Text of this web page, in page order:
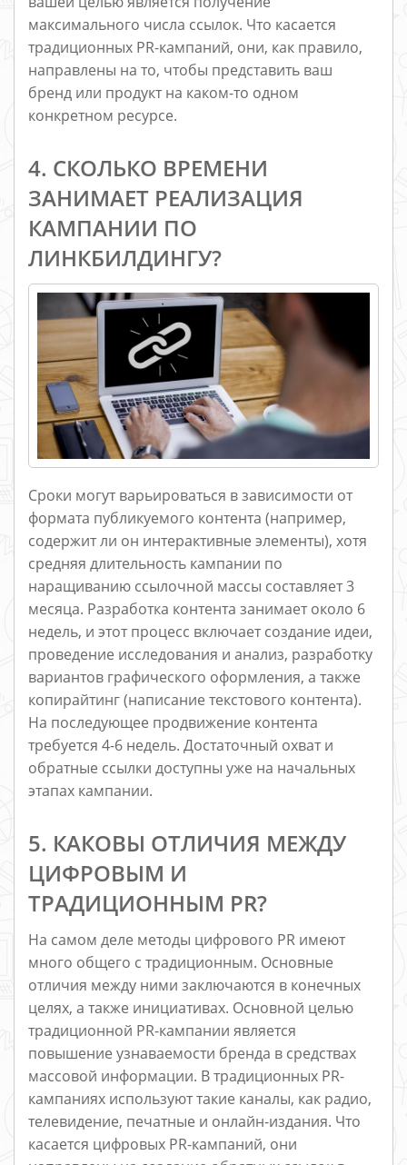
максимального числа ссылок. Что касается
традиционных PR-кампаний, они, как правило,
направлены на то, чтобы представить ваш
бренд или продукт на каком-то одном
конкретном ресурсе.
4. СКОЛЬКО ВРЕМЕНИ
ЗАНИМАЕТ РЕАЛИЗАЦИЯ
КАМПАНИИ ПО
ЛИНКБИЛДИНГУ?
Сроки могут варьироваться в зависимости от
формата публикуемого контента (например,
содержит ли он интерактивные элементы), хотя
средняя длительность кампании по
наращиванию ссылочной массы составляет 3
месяца. Разработка контента занимает около 6
недель, и этот процесс включает создание идеи,
проведение исследования и анализ, разработку
вариантов графического оформления, а также
копирайтинг (написание текстового контента).
На последующее продвижение контента
требуется 4-6 недель. Достаточный охват и
обратные ссылки доступны уже на начальных
этапах кампании.
5. КАКОВЫ ОТЛИЧИЯ МЕЖДУ
ЦИФРОВЫМ И
ТРАДИЦИОННЫМ PR?
На самом деле методы цифрового PR имеют
много общего с традиционным. Основные
отличия между ними заключаются в конечных
целях, а также инициативах. Основной целью
традиционной PR-кампании является
повышение узнаваемости бренда в средствах
массовой информации. В традиционных PR-
кампаниях используют такие каналы, как радио,
телевидение, печатные и онлайн-издания. Что
касается цифровых PR-кампаний, они